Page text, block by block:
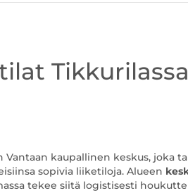
Vantaan kaupallinen keskus, joka
sopivia liiketiloja. Alueen
tekee siitä logistisesti